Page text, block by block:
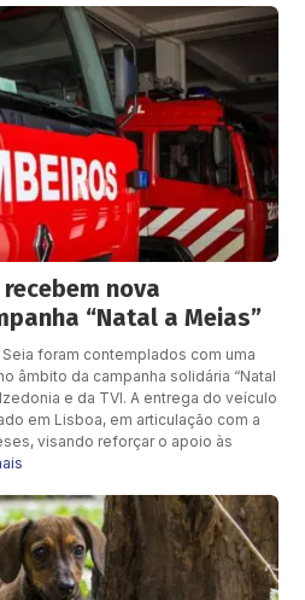
nova
“Natal a Meias”
foram contemplados com uma
âmbito da campanha solidária “Natal
e da TVI. A entrega do veículo
em Lisboa, em articulação com a
visando reforçar o apoio às